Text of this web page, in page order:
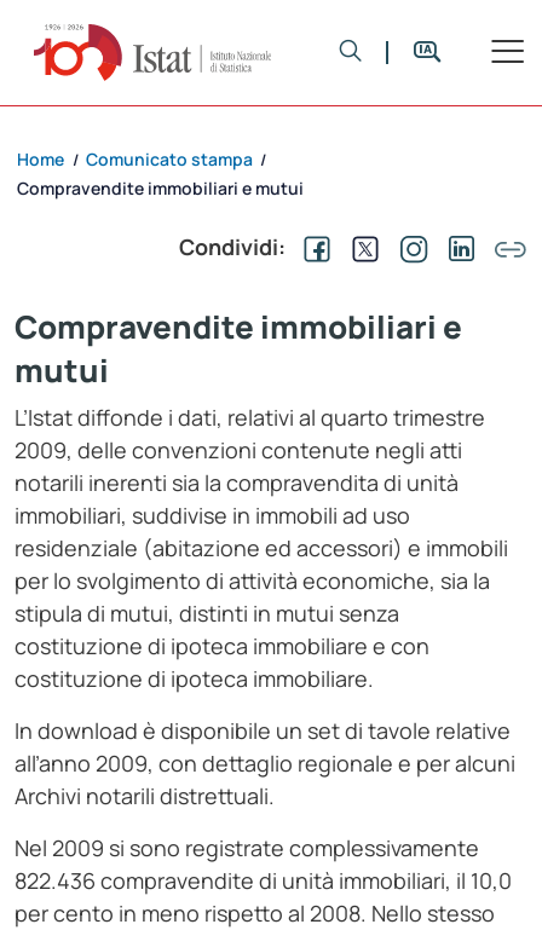
Home / Comunicato stampa /
Compravendite immobiliari e mutui
Condividi:
Compravendite immobiliari e
mutui
L’Istat diffonde i dati, relativi al quarto trimestre
2009, delle convenzioni contenute negli atti
notarili inerenti sia la compravendita di unità
immobiliari, suddivise in immobili ad uso
residenziale (abitazione ed accessori) e immobili
per lo svolgimento di attività economiche, sia la
stipula di mutui, distinti in mutui senza
costituzione di ipoteca immobiliare e con
costituzione di ipoteca immobiliare.
In download è disponibile un set di tavole relative
all’anno 2009, con dettaglio regionale e per alcuni
Archivi notarili distrettuali.
Nel 2009 si sono registrate complessivamente
822.436 compravendite di unità immobiliari, il 10,0
per cento in meno rispetto al 2008. Nello stesso